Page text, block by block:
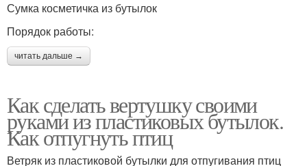
Сумка косметичка из бутылок
Порядок работы:
читать дальше →
Как сделать вертушку своими
руками из пластиковых бутылок.
Как отпугнуть птиц
Ветряк из пластиковой бутылки для отпугивания птиц